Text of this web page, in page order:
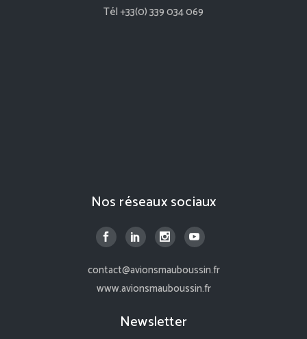
Tél +33(0) 339 034 069
Nos réseaux sociaux
contact@avionsmauboussin.fr
www.avionsmauboussin.fr
Newsletter